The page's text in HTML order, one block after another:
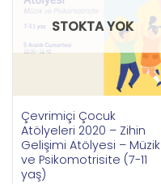
STOKTA YOK
Çevrimiçi Çocuk
Atölyeleri 2020 – Zihin
Gelişimi Atölyesi – Müzik
ve Psikomotrisite (7-11
yaş)